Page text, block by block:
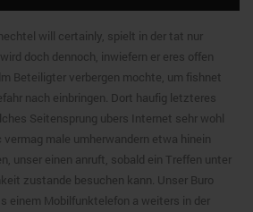
will certainly, spielt in der tat nur
doch dennoch, inwiefern er eres offen
Beteiligter verbergen mochte, um fishnet
nach einbringen. Dort haufig letzteres
Seitensprung ubers Internet sehr wohl
male umherwandern etwa hinein
unser einen anruft, sobald ein Treffen unter
zustande besuchen kann. Unser Buro
einem Mobilfunktelefon a weiters in der